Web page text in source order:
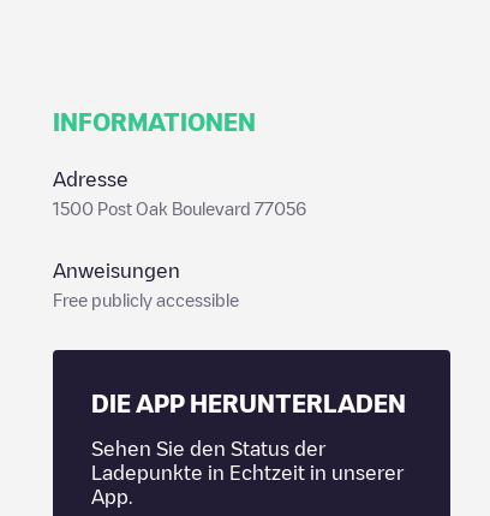
INFORMATIONEN
Adresse
1500 Post Oak Boulevard 77056
Anweisungen
Free publicly accessible
DIE APP HERUNTERLADEN
Sehen Sie den Status der
Ladepunkte in Echtzeit in unserer
App.